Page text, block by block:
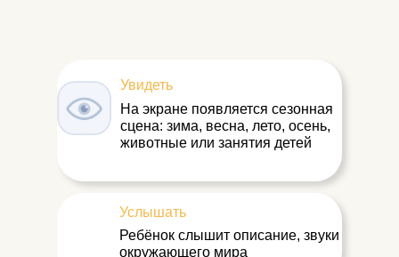
Ребёнок слышит описание, звуки
окружающего мира
На экране появляется сезонная
сцена: зима, весна, лето, осень,
животные или занятия детей
Увидеть
Услышать